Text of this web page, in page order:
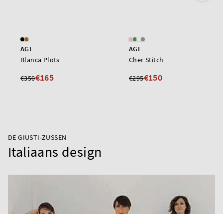
AGL
Blanca Plots
€350€165
AGL
Cher Stitch
€295€150
DE GIUSTI-ZUSSEN
Italiaans design